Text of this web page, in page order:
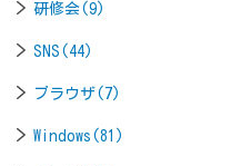
研修会(9)
SNS(44)
ブラウザ(7)
Windows(81)